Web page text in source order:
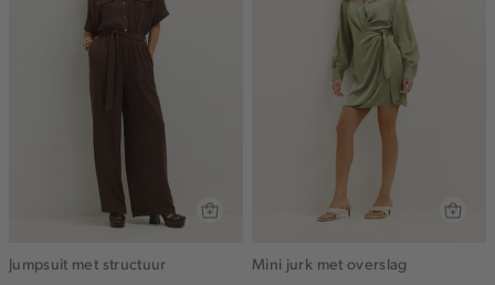
Jumpsuit met structuur
Mini jurk met overslag